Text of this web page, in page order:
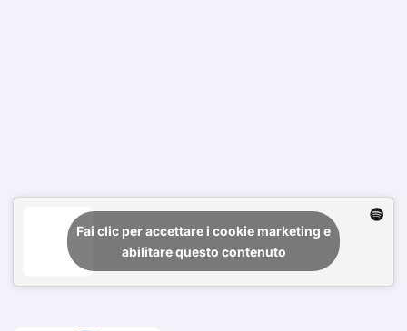
Fai clic per accettare i cookie marketing e
abilitare questo contenuto